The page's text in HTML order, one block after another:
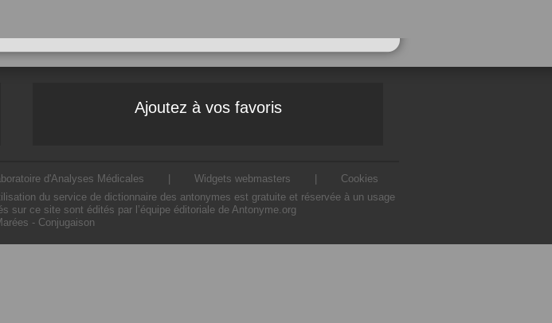
Ajoutez à vos favoris
d'Analyses Médicales Widgets webmasters
Cookies
du service de dictionnaire des antonymes est gratuite et réservée à un usage
sur ce site sont édités par l’équipe éditoriale de Antonyme.org
- Conjugaison